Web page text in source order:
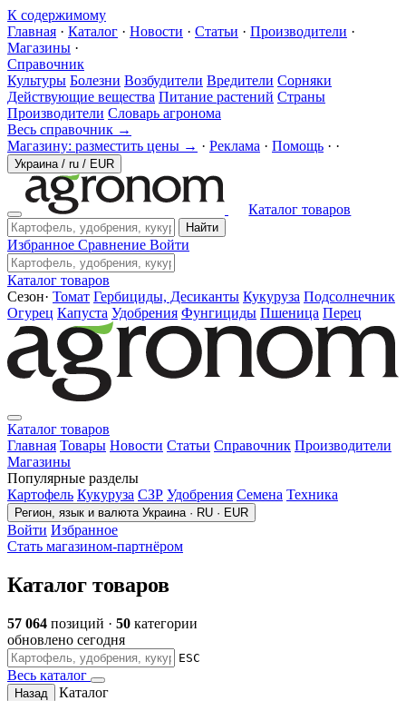
К содержимому
Главная · Каталог · Новости · Статьи · Производители ·
Магазины ·
Справочник
Культуры Болезни Возбудители Вредители Сорняки
Действующие вещества Питание растений Страны
Производители Словарь агронома
Весь справочник →
Магазину: разместить цены → · Реклама · Помощь · ·
Украина / ru / EUR
Каталог товаров
Найти
Избранное Сравнение Войти
Каталог товаров
Сезон· Томат Гербициды, Десиканты Кукуруза Подсолнечник
Огурец Капуста Удобрения Фунгициды Пшеница Перец
Каталог товаров
Главная Товары Новости Статьи Справочник Производители
Магазины
Популярные разделы
Картофель Кукуруза СЗР Удобрения Семена Техника
Регион, язык и валюта Украина · RU · EUR
Войти Избранное
Стать магазином-партнёром
Каталог товаров
57 064 позиций · 50 категории
обновлено сегодня
ESC
Весь каталог
Назад
Каталог